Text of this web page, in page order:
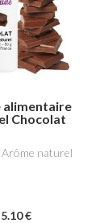
alimentaire
Chocolat
Arôme naturel
5.10 €